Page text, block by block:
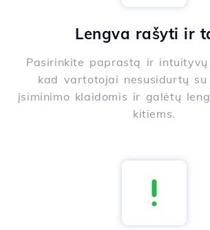
Lengva rašyti ir
Pasirinkite paprastą ir intuityvų
kad vartotojai nesusidurtų
įsiminimo klaidomis ir galėtų
kitiems.